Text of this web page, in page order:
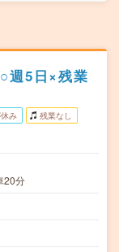
週5日×残業
み 残業なし
20分